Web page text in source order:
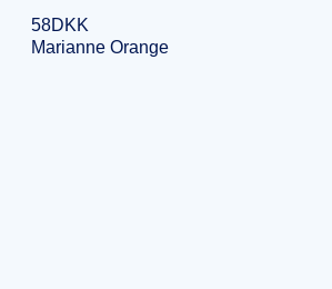
58DKK
Marianne Orange